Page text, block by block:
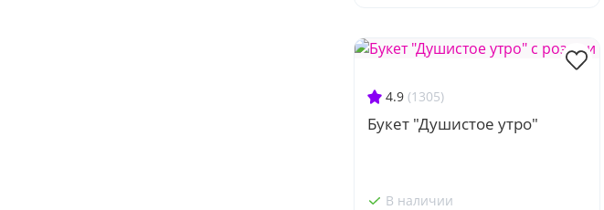
4.9 (1305)
Букет "Душистое утро"
В наличии